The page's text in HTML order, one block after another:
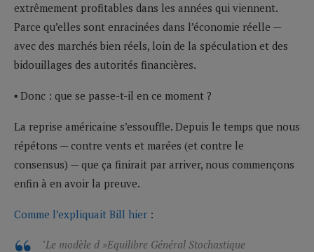
extrêmement profitables dans les années qui viennent.
Parce qu’elles sont enracinées dans l’économie réelle —
avec des marchés bien réels, loin de la spéculation et des
bidouillages des autorités financières.
▪ Donc : que se passe-t-il en ce moment ?
La reprise américaine s’essouffle. Depuis le temps que nous
répétons — contre vents et marées (et contre le
consensus) — que ça finirait par arriver, nous commençons
enfin à en avoir la preuve.
Comme l’expliquait Bill hier :
"Le modèle d »Equilibre Général Stochastique